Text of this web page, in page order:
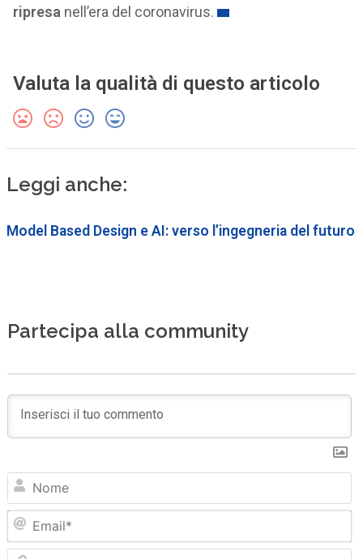
ripresa nell’era del coronavirus.
Valuta la qualità di questo articolo
Leggi anche:
Model Based Design e AI: verso l’ingegneria del futuro
Partecipa alla community